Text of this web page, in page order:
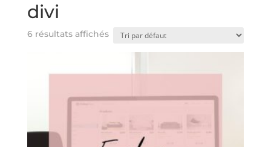
divi
6 résultats affichés